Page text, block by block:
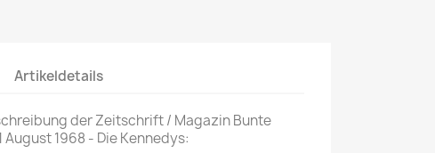
Mann
Artikeldetails
der Zeitschrift / Magazin Bunte
August 1968 - Die Kennedys: